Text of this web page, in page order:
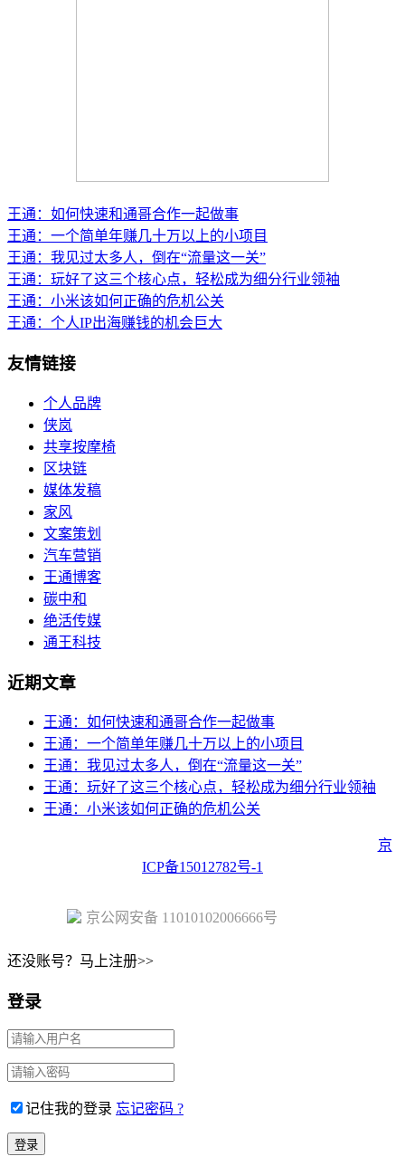
王通：如何快速和通哥合作一起做事
王通：一个简单年赚几十万以上的小项目
王通：我见过太多人，倒在“流量这一关”
王通：玩好了这三个核心点，轻松成为细分行业领袖
王通：小米该如何正确的危机公关
王通：个人IP出海赚钱的机会巨大
友情链接
个人品牌
侠岚
共享按摩椅
区块链
媒体发稿
家风
文案策划
汽车营销
王通博客
碳中和
绝活传媒
通王科技
近期文章
王通：如何快速和通哥合作一起做事
王通：一个简单年赚几十万以上的小项目
王通：我见过太多人，倒在“流量这一关”
王通：玩好了这三个核心点，轻松成为细分行业领袖
王通：小米该如何正确的危机公关
京
ICP备15012782号-1
京公网安备 11010102006666号
还没账号？马上注册>>
登录
记住我的登录 忘记密码 ?